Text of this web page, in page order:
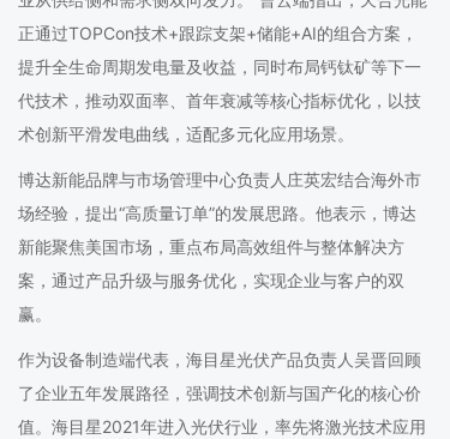
正通过TOPCon技术+跟踪支架+储能+AI的组合方案，
提升全生命周期发电量及收益，同时布局钙钛矿等下一
代技术，推动双面率、首年衰减等核心指标优化，以技
术创新平滑发电曲线，适配多元化应用场景。
博达新能品牌与市场管理中心负责人庄英宏结合海外市
场经验，提出“高质量订单”的发展思路。他表示，博达
新能聚焦美国市场，重点布局高效组件与整体解决方
案，通过产品升级与服务优化，实现企业与客户的双
赢。
作为设备制造端代表，海目星光伏产品负责人吴晋回顾
了企业五年发展路径，强调技术创新与国产化的核心价
值。海目星2021年进入光伏行业，率先将激光技术应用